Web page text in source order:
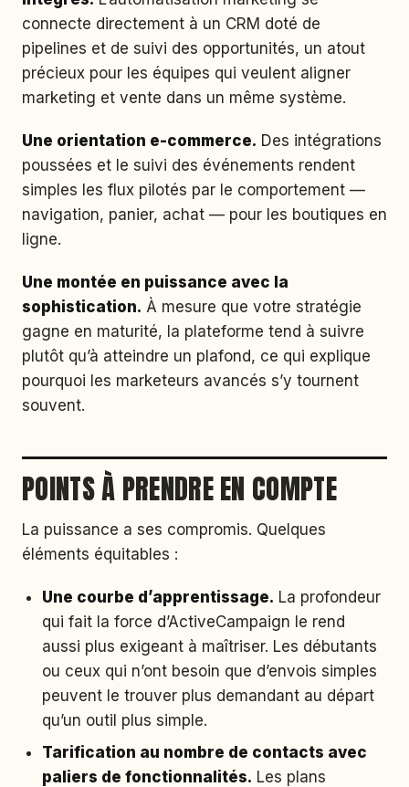
connecte directement à un CRM doté de
pipelines et de suivi des opportunités, un atout
précieux pour les équipes qui veulent aligner
marketing et vente dans un même système.
Une orientation e-commerce. Des intégrations
poussées et le suivi des événements rendent
simples les flux pilotés par le comportement —
navigation, panier, achat — pour les boutiques en
ligne.
Une montée en puissance avec la
sophistication. À mesure que votre stratégie
gagne en maturité, la plateforme tend à suivre
plutôt qu’à atteindre un plafond, ce qui explique
pourquoi les marketeurs avancés s’y tournent
souvent.
POINTS À PRENDRE EN COMPTE
La puissance a ses compromis. Quelques
éléments équitables :
Une courbe d’apprentissage. La profondeur
qui fait la force d’ActiveCampaign le rend
aussi plus exigeant à maîtriser. Les débutants
ou ceux qui n’ont besoin que d’envois simples
peuvent le trouver plus demandant au départ
qu’un outil plus simple.
Tarification au nombre de contacts avec
paliers de fonctionnalités. Les plans